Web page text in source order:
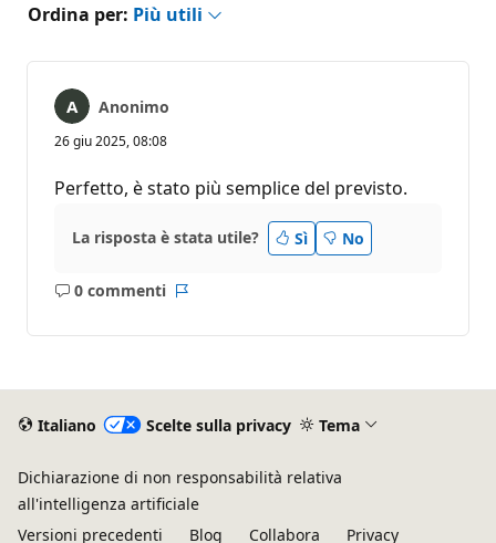
Ordina per: Più utili
Anonimo
26 giu 2025, 08:08
Perfetto, è stato più semplice del previsto.
La risposta è stata utile? Sì No
0 commenti
Nessun
Italiano Scelte sulla privacy Tema
Dichiarazione di non responsabilità relativa
all'intelligenza artificiale
Versioni precedenti
Blog Collabora Privacy